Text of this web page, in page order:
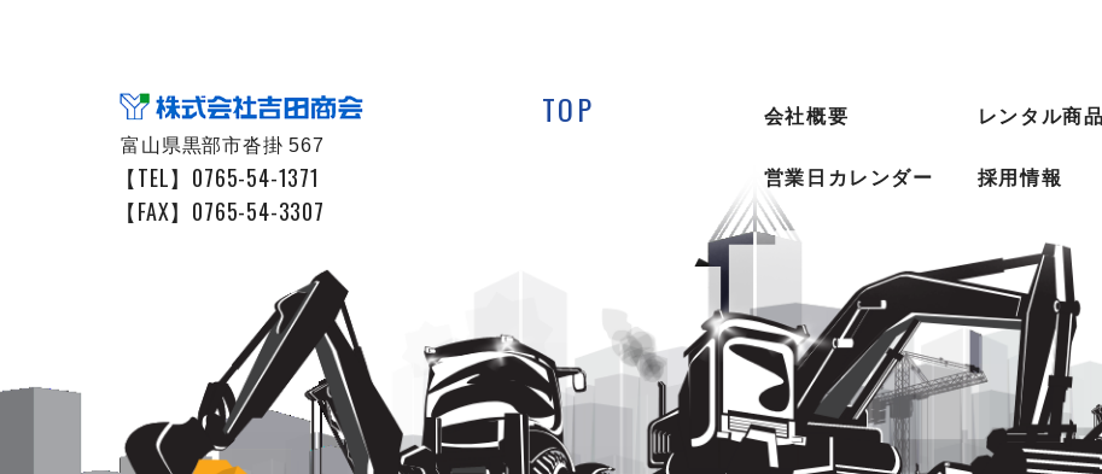
富山県黒部市沓掛 567
【TEL】0765-54-1371
【FAX】0765-54-3307
TOP 会社概要 レンタル商
営業日カレンダー 採用情報